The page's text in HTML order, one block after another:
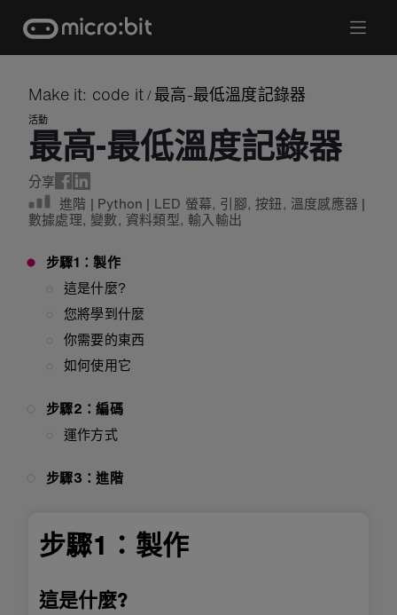
content
Make it: code it / 最高-最低溫度記錄器
活動
最高-最低溫度記錄器
分享
進階 | Python | LED 螢幕, 引腳,按鈕, 溫度感應器 |
數據處理, 變數, 資料類型,輸入輸出
步驟1：製作
這是什麼?
您將學到什麼
你需要的東西
如何使用它
步驟2：編碼
運作方式
步驟3：進階
步驟1：製作
這是什麼?